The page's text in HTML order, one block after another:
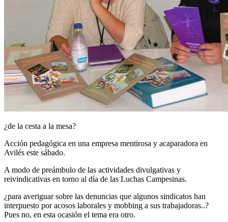
¿de la cesta a la mesa?
Acción pedagógica en una empresa mentirosa y acaparadora en
Avilés este sábado.
A modo de preámbulo de las actividades divulgativas y
reivindicativas en torno al día de las Luchas Campesinas.
¿para averiguar sobre las denuncias que algunos sindicatos han
interpuesto por acosos laborales y mobbing a sus trabajadoras..?
Pues no, en esta ocasión el tema era otro.